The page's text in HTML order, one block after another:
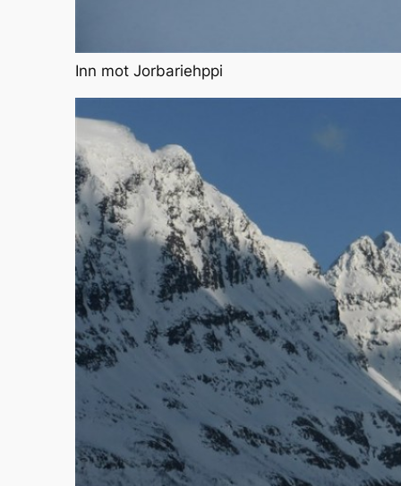
Inn mot Jorbariehppi